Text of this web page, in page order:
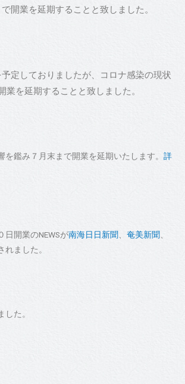
開業を延期することと致しました。
定しておりましたが、コロナ感染の現状
業を延期することと致しました。
を鑑み７月末まで開業を延期いたします。 詳
日開業のNEWSが南海日日新聞、 奄美新聞、
れました。
た。